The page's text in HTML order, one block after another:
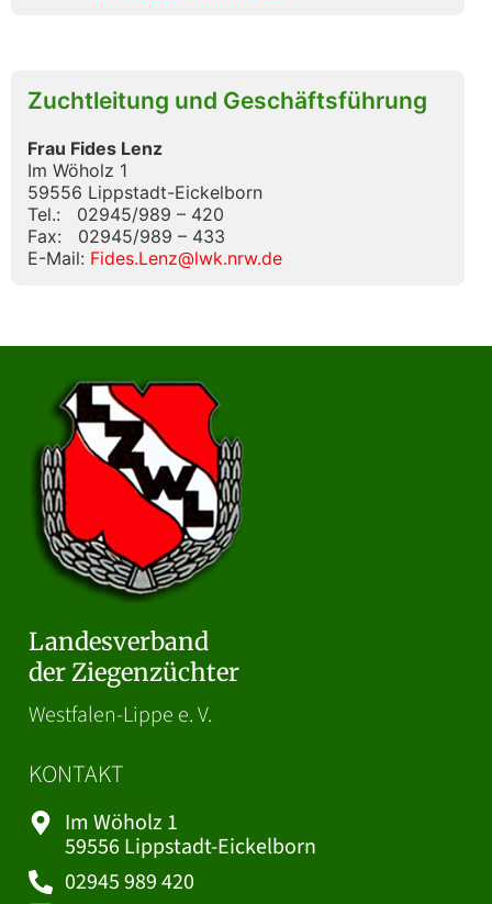
Zuchtleitung und Geschäftsführung
Frau Fides Lenz
Im Wöholz 1
59556 Lippstadt-Eickelborn
Tel.: 02945/989 – 420
Fax: 02945/989 – 433
E-Mail: Fides.Lenz@lwk.nrw.de
Landesverband
der Ziegenzüchter
Westfalen-Lippe e. V.
KONTAKT
Im Wöholz 1
59556 Lippstadt-Eickelborn
02945 989 420